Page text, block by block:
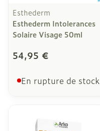
Esthederm
Esthederm Intolerances
Solaire Visage 50ml
54,95 €
En rupture de stock